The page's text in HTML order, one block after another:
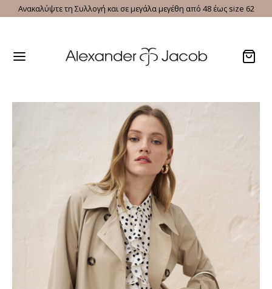
Ανακαλύψτε τη Συλλογή και σε μεγάλα μεγέθη από 48 έως size 62